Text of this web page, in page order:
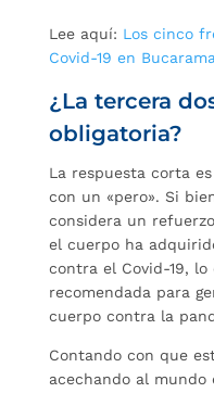
Lee aquí: Los cinco
Covid-19 en
¿La tercera
obligatoria?
La respuesta corta
con un «pero». Si
considera un
el cuerpo ha
contra el Covid-19,
recomendada para
cuerpo contra la
Contando con que
acechando al